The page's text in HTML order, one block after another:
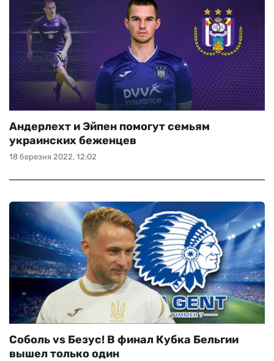
18 березня 2022, 12:02
Андерлехт и Эйпен помогут семьям
украинских беженцев
Соболь vs Безус! В финал Кубка Бельгии
вышел только один